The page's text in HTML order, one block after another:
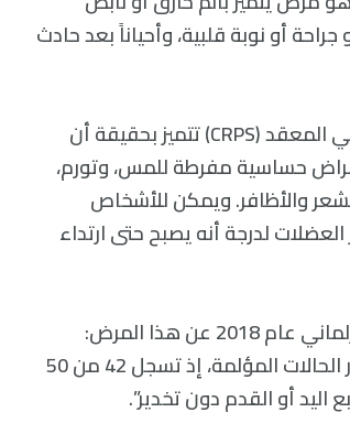
أو نوبة قلبية، وأحياناً بعد حادث
حتى عندما تكون ناتجة عن إصابة فإن متلازمة الألم الإقليمي المعقد (CRPS) تتميز بحقيقة أن
حساسية مفرطة للمس، وتورم،
والأظافر. ويمكن للأشخاص
لدرجة أنه يصبح حتى ارتداء
كما أشارت روث جورج، عضو البرلمان البريطاني، في نقاش برلماني عام 2018 عن هذا المرض:
“متلازمة الألم الإقليمي المعقد (CRPS) هي واحدة من أكثر الحالات المؤلمة، إذ تسجل 42 من 50
أو القدم دون تخدير”.